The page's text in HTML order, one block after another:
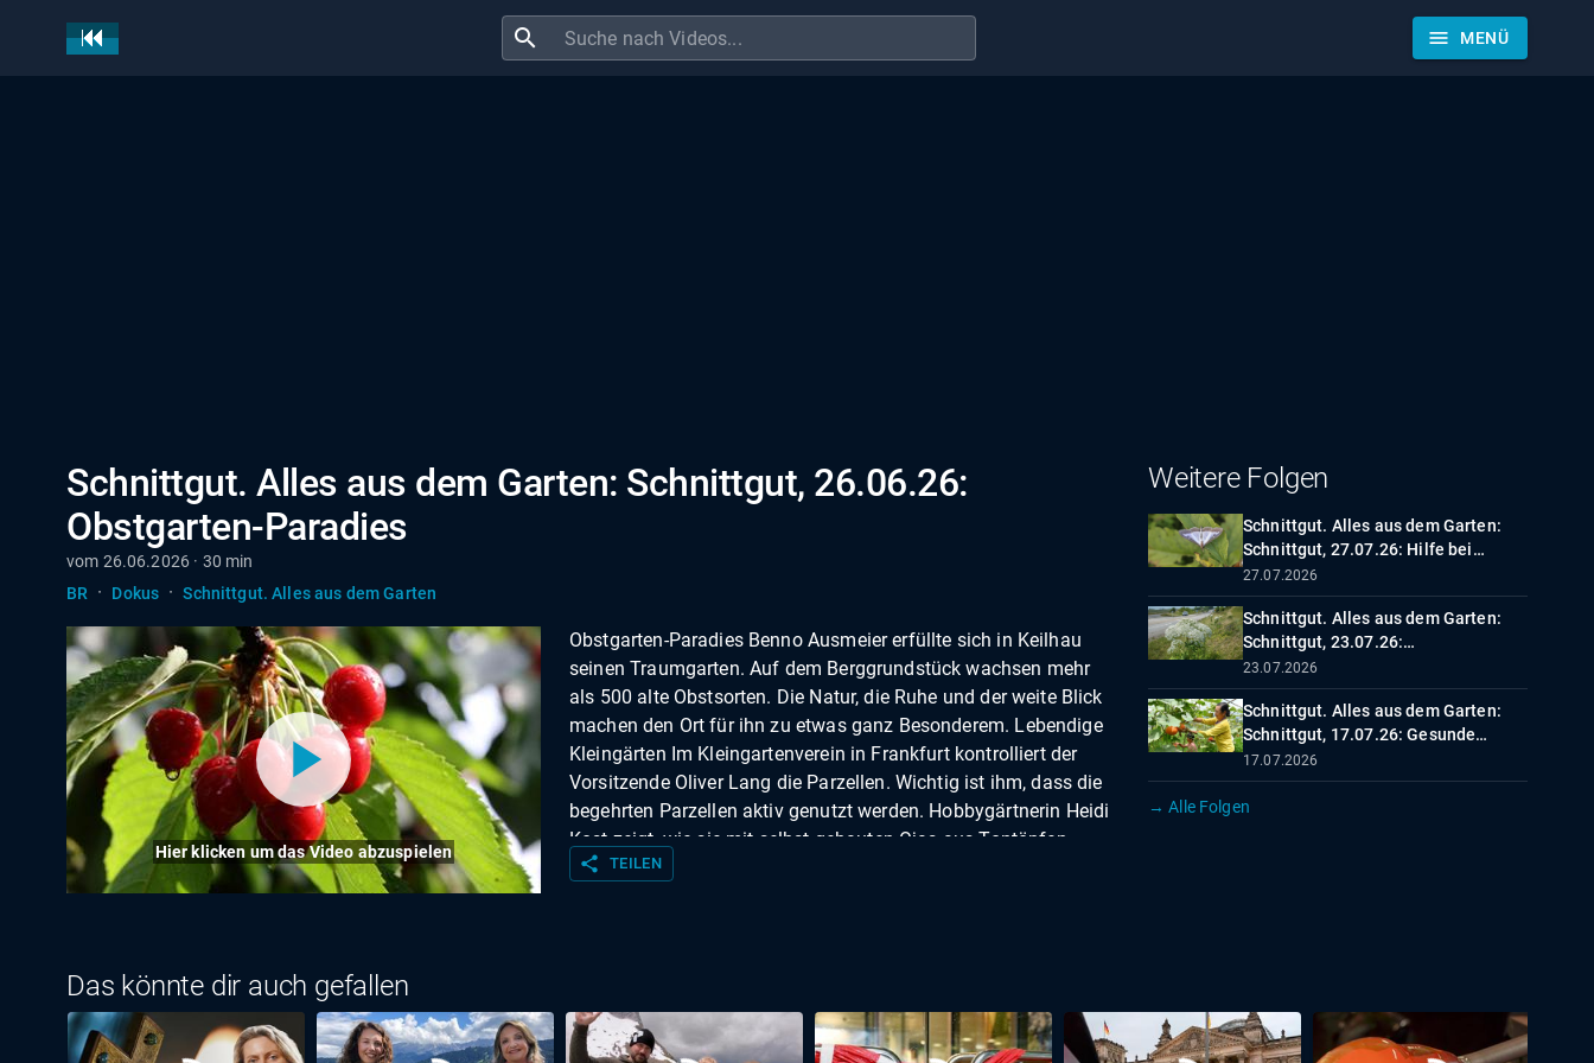
search menu MENÜ
Schnittgut. Alles aus dem Garten: Schnittgut, 26.06.26:
Obstgarten-Paradies
vom 26.06.2026 · 30 min
BR
· Dokus · Schnittgut. Alles aus dem Garten
Hier klicken um das Video abzuspielen
Obstgarten-Paradies Benno Ausmeier erfüllte sich in Keilhau
seinen Traumgarten. Auf dem Berggrundstück wachsen mehr
als 500 alte Obstsorten. Die Natur, die Ruhe und der weite Blick
machen den Ort für ihn zu etwas ganz Besonderem. Lebendige
Kleingärten Im Kleingartenverein in Frankfurt kontrolliert der
Vorsitzende Oliver Lang die Parzellen. Wichtig ist ihm, dass die
begehrten Parzellen aktiv genutzt werden. Hobbygärtnerin Heidi
Kost zeigt, wie sie mit selbst gebauten Ojas aus Tontöpfen
Wasser spart und ihre Pflanzen trotz Trockenheit versorgt.
Mikroorganismen gute Bedingungen. Naturgarten auf 2,4 m²
Patricia hat auf ihrem schattigen Nordbalkon in Hamburg eine
share TEILEN
Weitere Folgen
Schnittgut. Alles aus dem Garten:
Schnittgut, 27.07.26: Hilfe bei
Giersch und Zünsler
27.07.2026
Schnittgut. Alles aus dem Garten:
Schnittgut, 23.07.26:
Riesenbärenklau
23.07.2026
Schnittgut. Alles aus dem Garten:
Schnittgut, 17.07.26: Gesunde
Gartenarbeit
17.07.2026
→ Alle Folgen
Das könnte dir auch gefallen